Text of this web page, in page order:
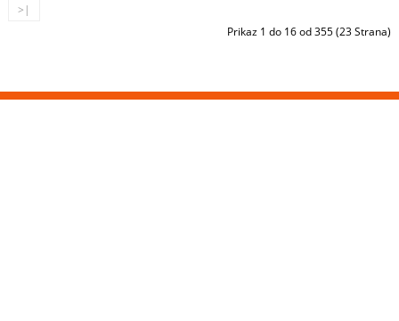
>|
Prikaz 1 do 16 od 355 (23 Strana)